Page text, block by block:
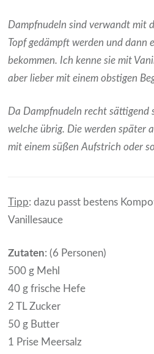
Dampfnudeln sind verwandt mit
Topf gedämpft werden und dann
bekommen. Ich kenne sie mit
aber lieber mit einem obstigen
Da Dampfnudeln recht sättigend
welche übrig. Die werden später
mit einem süßen Aufstrich oder
Tipp: dazu passt bestens
Vanillesauce
Zutaten: (6 Personen)
500 g Mehl
40 g frische Hefe
2 TL Zucker
50 g Butter
1 Prise Meersalz